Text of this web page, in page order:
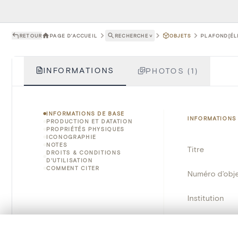
RETOUR PAGE D'ACCUEIL RECHERCHE ˅ OBJETS
INFORMATIONS PHOTOS (1)
INFORMATIONS DE BASE
PRODUCTION ET DATATION
PROPRIÉTÉS PHYSIQUES
ICONOGRAPHIE
NOTES
DROITS & CONDITIONS
D'UTILISATION
COMMENT CITER
INFORMATIONS
Titre
Numéro
Institution